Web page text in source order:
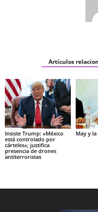
Artículos
Insiste Trump: «México
está controlado por
cárteles»; justifica
presencia de drones
antiterroristas
May y